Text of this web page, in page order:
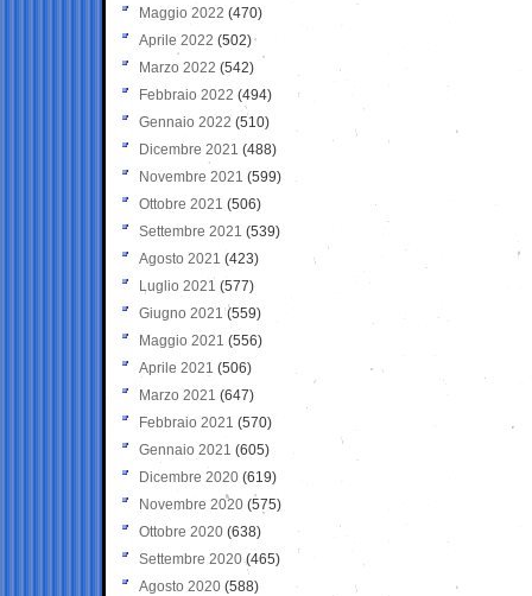
Maggio 2022 (470)
Aprile 2022 (502)
Marzo 2022 (542)
Febbraio 2022 (494)
Gennaio 2022 (510)
Dicembre 2021 (488)
Novembre 2021 (599)
Ottobre 2021 (506)
Settembre 2021 (539)
Agosto 2021 (423)
Luglio 2021 (577)
Giugno 2021(559)
Maggio 2021 (556)
Aprile 2021 (506)
Marzo 2021 (647)
Febbraio 2021 (570)
Gennaio 2021 (605)
Dicembre 2020 (619)
Novembre 2020 (575)
Ottobre 2020 (638)
Settembre 2020(465)
Agosto 2020 (588)